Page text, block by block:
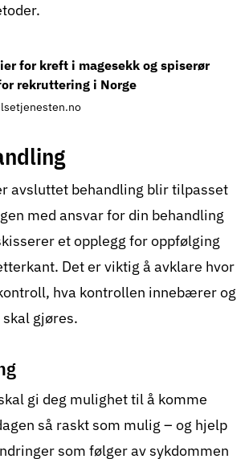
for kreft i magesekk og spiserør
rekruttering i Norge
avsluttet behandling blir tilpasset
med ansvar for din behandling
et opplegg for oppfølging
Det er viktig å avklare hvor
hva kontrollen innebærer og
gjøres.
gi deg mulighet til å komme
så raskt som mulig – og hjelp
som følger av sykdommen